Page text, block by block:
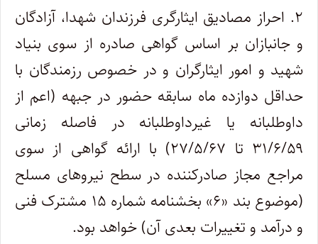
۲. احراز مصادیق ایثارگری فرزندان شهدا، آزادگان
و جانبازان بر اساس گواهی صادره از سوی بنیاد
شهید و امور ایثارگران و در خصوص رزمندگان با
حداقل دوازده ماه سابقه حضور در جبهه (اعم از
داوطلبانه یا غیرداوطلبانه در فاصله زمانی
۳۱/۶/۵۹ تا ۲۷/۵/۶۷) با ارائه گواهی از سوی
مراجع مجاز صادرکننده در سطح نیروهای مسلح
(موضوع بند «۶» بخشنامه شماره ۱۵ مشترک فنی
و درآمد و تغییرات بعدی آن) خواهد بود.